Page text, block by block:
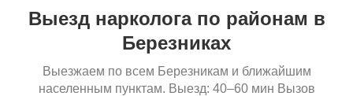
Выезд нарколога по районам в
Березниках
Выезжаем по всем Березникам и ближайшим
населенным пунктам. Выезд: 40–60 мин Вызов